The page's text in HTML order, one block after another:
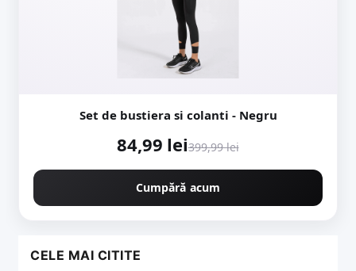
Set de bustiera si colanti - Negru
84,99 lei399,99 lei
Cumpără acum
CELE MAI CITITE